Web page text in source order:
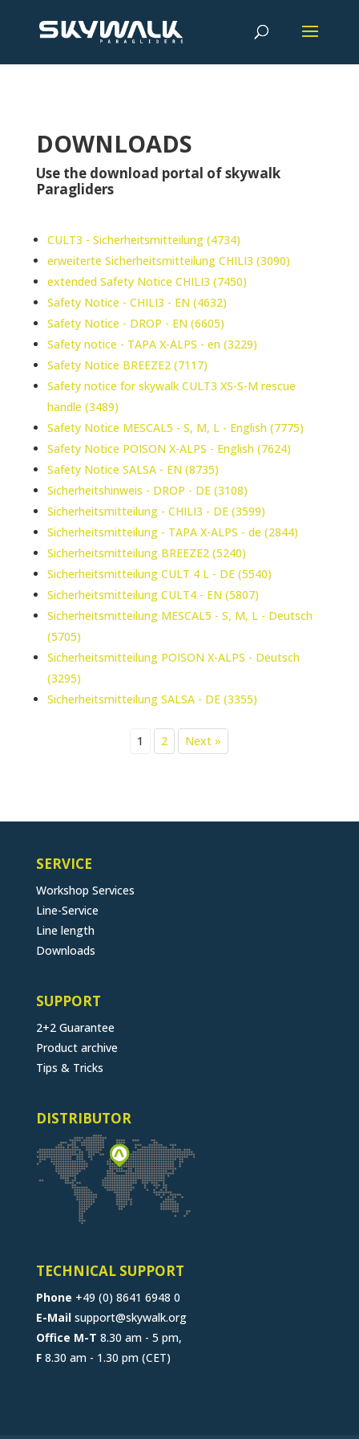
DOWNLOADS
Use the download portal of skywalk
Paragliders
CULT3 - Sicherheitsmitteilung (4734)
erweiterte Sicherheitsmitteilung CHILI3 (3090)
extended Safety Notice CHILI3 (7450)
Safety Notice - CHILI3 - EN (4632)
Safety Notice - DROP - EN (6605)
Safety notice - TAPA X-ALPS - en (3229)
Safety Notice BREEZE2 (7117)
Safety notice for skywalk CULT3 XS-S-M rescue
handle (3489)
Safety Notice MESCAL5 - S, M, L - English (7775)
Safety Notice POISON X-ALPS - English (7624)
Safety Notice SALSA - EN (8735)
Sicherheitshinweis - DROP - DE (3108)
Sicherheitsmitteilung - CHILI3 - DE (3599)
Sicherheitsmitteilung - TAPA X-ALPS - de (2844)
Sicherheitsmitteilung BREEZE2 (5240)
Sicherheitsmitteilung CULT 4 L - DE (5540)
Sicherheitsmitteilung CULT4 - EN (5807)
Sicherheitsmitteilung MESCAL5 - S, M, L - Deutsch
(5705)
Sicherheitsmitteilung POISON X-ALPS - Deutsch
(3295)
Sicherheitsmitteilung SALSA - DE (3355)
1 2 Next »
SERVICE
Workshop Services
Line-Service
Line length
Downloads
SUPPORT
2+2 Guarantee
Product archive
Tips & Tricks
DISTRIBUTOR
TECHNICAL SUPPORT
Phone +49 (0) 8641 6948 0
E-Mail support@skywalk.org
Office M-T 8.30 am - 5 pm,
F8.30 am - 1.30 pm (CET)